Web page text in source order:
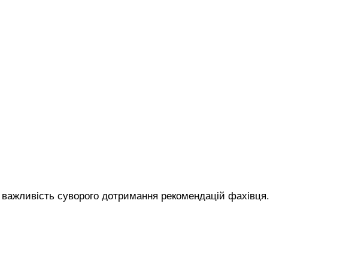
суворого дотримання рекомендацій фахівця.